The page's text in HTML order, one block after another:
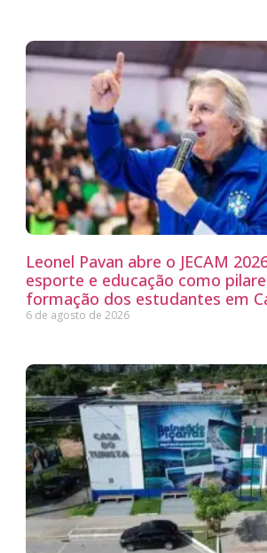
Leonel Pavan abre o JECAM
esporte e educação como
formação dos estudantes em
6 de agosto de 2026